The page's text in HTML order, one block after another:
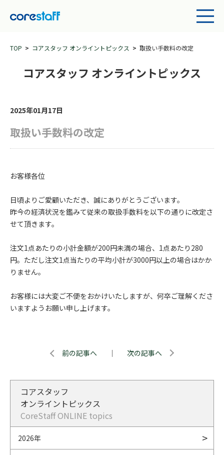
TOP コアスタッフ オンライントピックス 取扱い手数料の改定
コアスタッフ オンライントピックス
2025年01月17日
取扱い手数料の改定
お客様各位
日頃よりご愛顧いただき、誠にありがとうございます。
昨今の経済状況を鑑みて従来の取扱手数料を以下の通りに改定さ
せて頂きます。
注文1点あたりの小計金額が200円未満の場合、1点あたり280
円。ただし注文1点当たりの平均小計が3000円以上の場合はかか
りません。
お客様には大変ご不便をおかけいたしますが、何卒ご理解くださ
いますようお願い申し上げます。
前の記事へ ｜ 次の記事へ
コアスタッフ
オンライントピックス
CoreStaff ONLINE topics
2026年